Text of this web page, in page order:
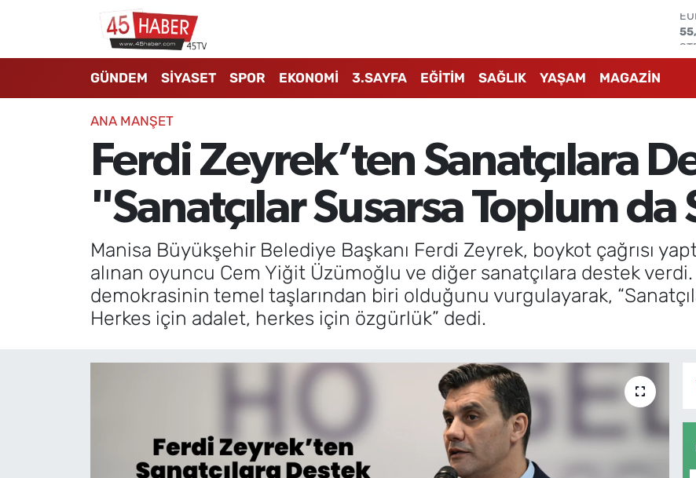
GÜNDEM SİYASET SPOR EKONOMİ 3.SAYFA EĞİTİM SAĞLIK YAŞAM MAGAZİN
ANA MANŞET
Ferdi Zeyrek’ten Sanatçılara
"Sanatçılar Susarsa Toplum da
Manisa Büyükşehir Belediye Başkanı Ferdi Zeyrek, boykot çağrısı
alınan oyuncu Cem Yiğit Üzümoğlu ve diğer sanatçılara destek
demokrasinin temel taşlarından biri olduğunu vurgulayarak,
Herkes için adalet, herkes için özgürlük” dedi.
GÜNDEM
SİYASET
EKONOMİ
EĞİTİM
SAĞLIK
Manisa Nöbetçi Eczaneler
Manisa Hava Durumu
Manisa Namaz Vakitleri
Manisa Trafik Yoğunluk Haritası
Süper Lig Puan Durumu ve Fikstür
Tüm Manşetler
Son Dakika Haberleri